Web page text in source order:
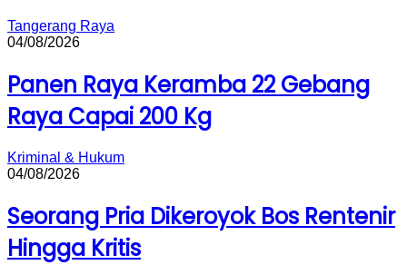
Tangerang Raya
04/08/2026
Panen Raya Keramba 22 Gebang
Raya Capai 200 Kg
Kriminal & Hukum
04/08/2026
Seorang Pria Dikeroyok Bos Rentenir
Hingga Kritis